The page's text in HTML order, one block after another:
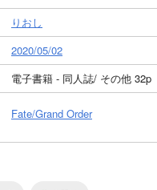
りおし
2020/05/02
電子書籍 - 同人誌/ その他 32p
Fate/Grand Order